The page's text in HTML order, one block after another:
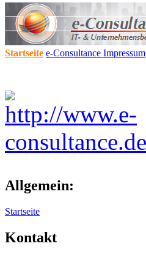
Startseite e-Consultance Impressum
Allgemein:
Startseite
Kontakt